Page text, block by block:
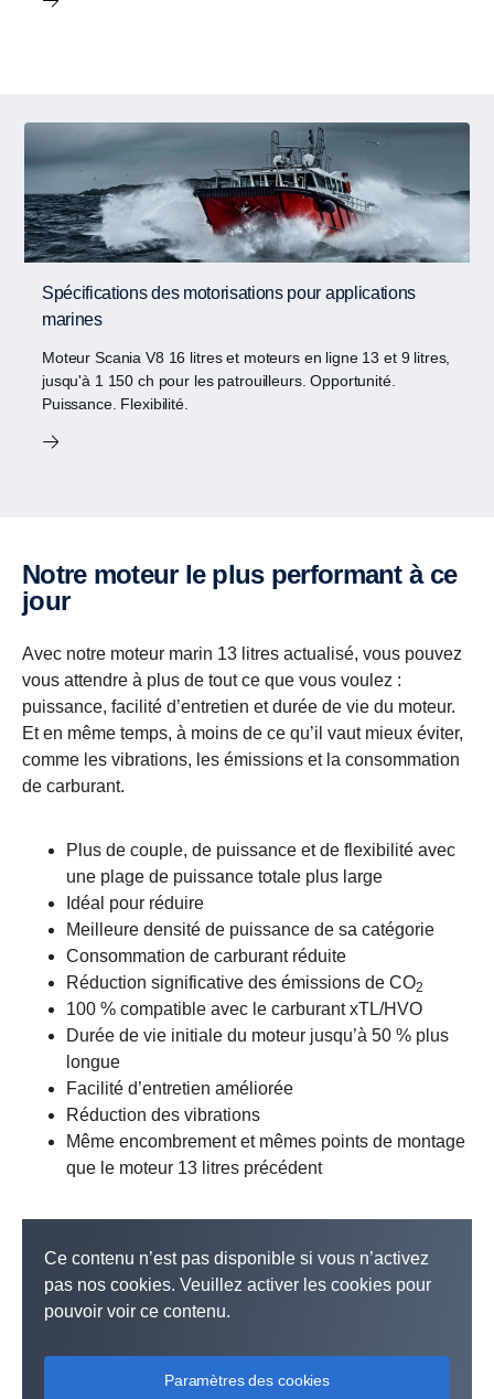
Spécifications des motorisations pour applications
marines
Moteur Scania V8 16 litres et moteurs en ligne 13 et 9 litres,
jusqu'à 1 150 ch pour les patrouilleurs. Opportunité.
Puissance. Flexibilité.
Notre moteur le plus performant à ce
jour
Avec notre moteur marin 13 litres actualisé, vous pouvez
vous attendre à plus de tout ce que vous voulez :
puissance, facilité d’entretien et durée de vie du moteur.
Et en même temps, à moins de ce qu’il vaut mieux éviter,
comme les vibrations, les émissions et la consommation
de carburant.
Plus de couple, de puissance et de flexibilité avec
une plage de puissance totale plus large
Idéal pour réduire
Meilleure densité de puissance de sa catégorie
Consommation de carburant réduite
Réduction significative des émissions de CO2
100 % compatible avec le carburant xTL/HVO
Durée de vie initiale du moteur jusqu’à 50 % plus
longue
Facilité d’entretien améliorée
Réduction des vibrations
Même encombrement et mêmes points de montage
que le moteur 13 litres précédent
Ce contenu n’est pas disponible si vous n’activez
pas nos cookies. Veuillez activer les cookies pour
pouvoir voir ce contenu.
Paramètres des cookies